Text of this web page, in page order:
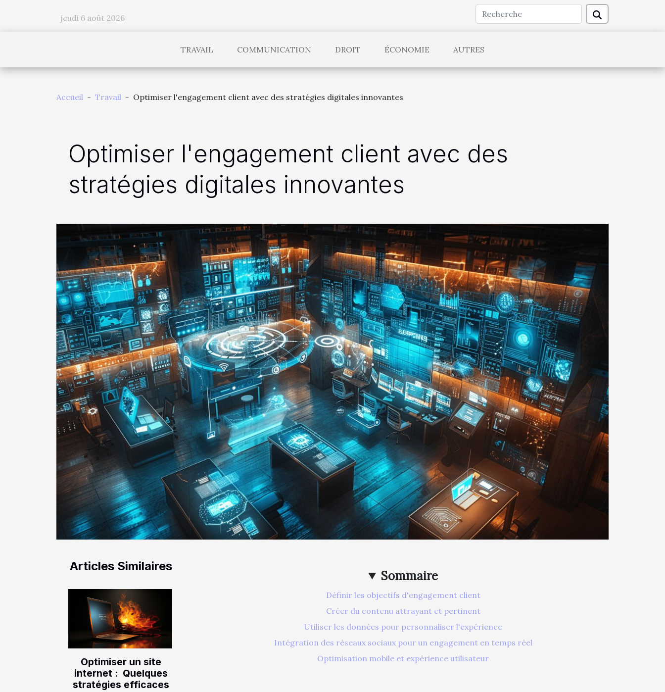
jeudi 6 août 2026
TRAVAIL COMMUNICATION DROIT ÉCONOMIE AUTRES
Accueil Travail Optimiser l'engagement client avec des stratégies digitales innovantes
Optimiser l'engagement client avec des
stratégies digitales innovantes
Articles Similaires
Optimiser un site
internet : Quelques
stratégies efficaces
Sommaire
Définir les objectifs d'engagement client
Créer du contenu attrayant et pertinent
Utiliser les données pour personnaliser l'expérience
Intégration des réseaux sociaux pour un engagement en temps réel
Optimisation mobile et expérience utilisateur